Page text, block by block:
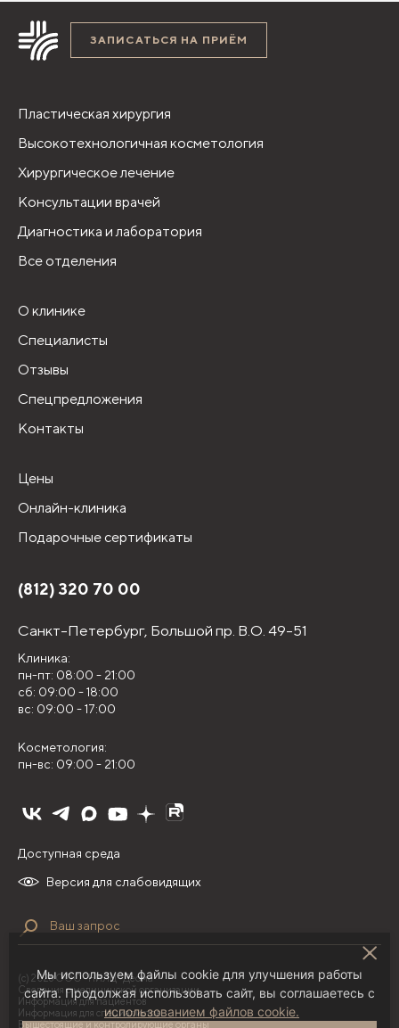
ЗАПИСАТЬСЯ НА ПРИЁМ
Пластическая хирургия
Высокотехнологичная косметология
Хирургическое лечение
Консультации врачей
Диагностика и лаборатория
Все отделения
О клинике
Специалисты
Отзывы
Спецпредложения
Контакты
Цены
Онлайн-клиника
Подарочные сертификаты
(812) 320 70 00
Санкт-Петербург, Большой пр. В.О. 49-51
Клиника:
пн-пт: 08:00 - 21:00
сб: 09:00 - 18:00
вс: 09:00 - 17:00
Косметология:
пн-вс: 09:00 - 21:00
Версия для слабовидящих
Доступная среда
(с) 2026 ООО "НИЛЦ "Деома"
Сведения о медицинской организации
Информация для пациентов
Информация для специалистов
Вышестоящие и контролирующие органы
Мы используем файлы cookie для улучшения работы
сайта. Продолжая использовать сайт, вы соглашаетесь с
использованием файлов cookie.